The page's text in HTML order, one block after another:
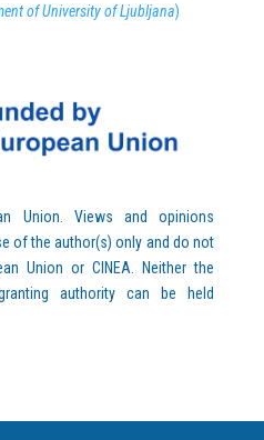
of University of Ljubljana)
Union. Views and opinions
of the author(s) only and do not
Union or CINEA. Neither the
authority can be held